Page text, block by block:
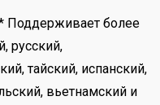
Поддерживает более
русский,
тайский, испанский,
вьетнамский и